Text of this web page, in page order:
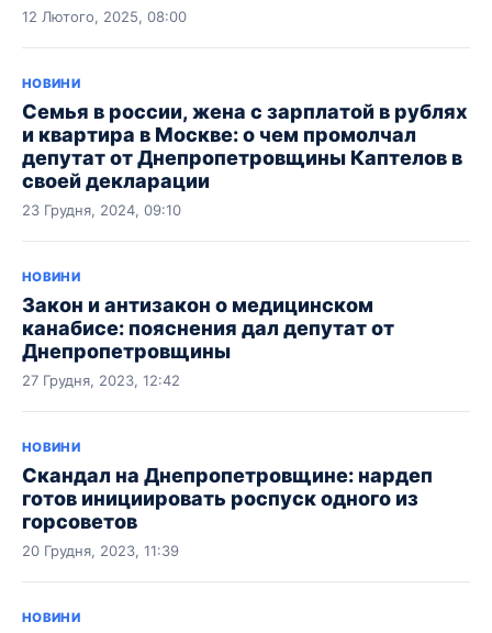
12 Лютого, 2025, 08:00
НОВИНИ
Семья в россии, жена с зарплатой в рублях
и квартира в Москве: о чем промолчал
депутат от Днепропетровщины Каптелов в
своей декларации
23 Грудня, 2024, 09:10
НОВИНИ
Закон и антизакон о медицинском
канабисе: пояснения дал депутат от
Днепропетровщины
27 Грудня, 2023, 12:42
НОВИНИ
Скандал на Днепропетровщине: нардеп
готов инициировать роспуск одного из
горсоветов
20 Грудня, 2023, 11:39
НОВИНИ